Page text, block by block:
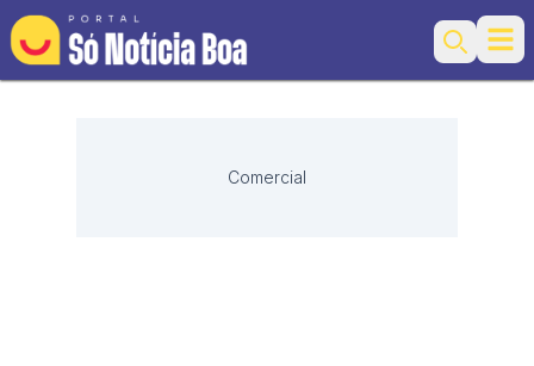
Search
Comercial